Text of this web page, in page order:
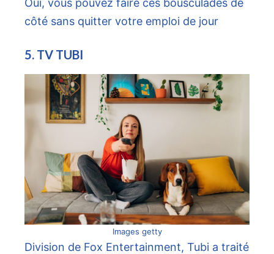
Oui, vous pouvez faire ces bousculades de
côté sans quitter votre emploi de jour
5. TV TUBI
Images getty
Division de Fox Entertainment, Tubi a traité